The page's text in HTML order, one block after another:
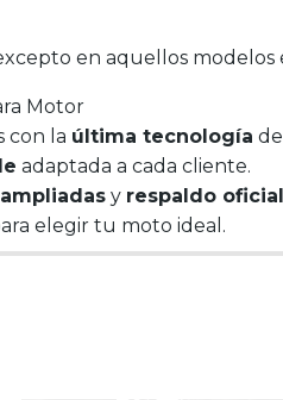
en aquellos
Motor
con la última tecnología
adaptada a cada cliente.
y respaldo oficial
elegir tu moto ideal.